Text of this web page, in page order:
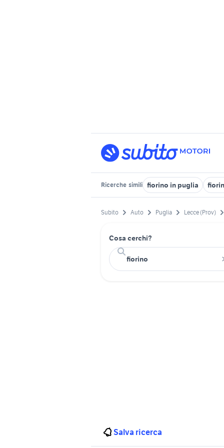
Ricerche simili fiorino in puglia
Subito Auto Puglia Lecce (Prov)
Cosa cerchi?
Salva ricerca